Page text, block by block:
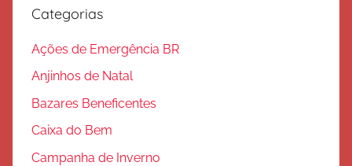
Categorias
Ações de Emergência BR
Anjinhos de Natal
Bazares Beneficentes
Caixa do Bem
Campanha de Inverno